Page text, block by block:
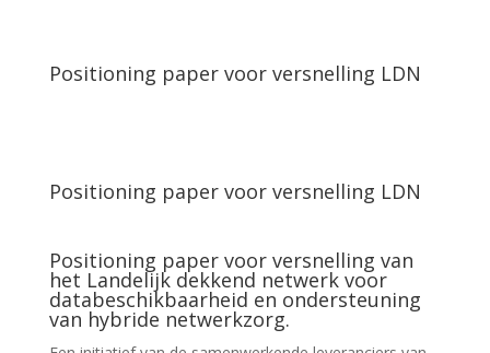
Positioning paper voor versnelling LDN
Positioning paper voor versnelling LDN
Positioning paper voor versnelling van
het Landelijk dekkend netwerk voor
databeschikbaarheid en ondersteuning
van hybride netwerkzorg.